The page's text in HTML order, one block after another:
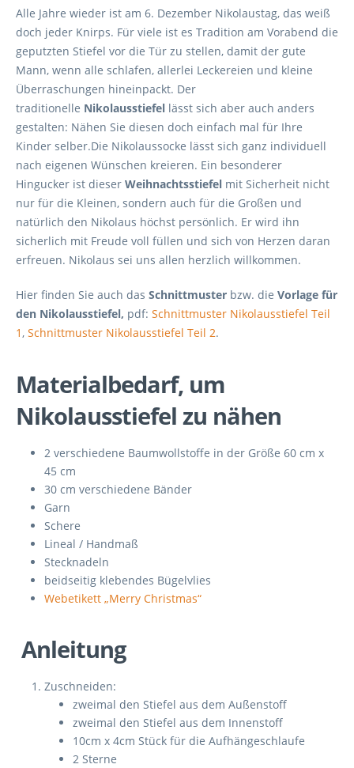
Alle Jahre wieder ist am 6. Dezember Nikolaustag, das weiß
doch jeder Knirps. Für viele ist es Tradition am Vorabend die
geputzten Stiefel vor die Tür zu stellen, damit der gute
Mann, wenn alle schlafen, allerlei Leckereien und kleine
Überraschungen hineinpackt. Der
traditionelle Nikolausstiefel lässt sich aber auch anders
gestalten: Nähen Sie diesen doch einfach mal für Ihre
Kinder selber.Die Nikolaussocke lässt sich ganz individuell
nach eigenen Wünschen kreieren. Ein besonderer
Hingucker ist dieser Weihnachtsstiefel mit Sicherheit nicht
nur für die Kleinen, sondern auch für die Großen und
natürlich den Nikolaus höchst persönlich. Er wird ihn
sicherlich mit Freude voll füllen und sich von Herzen daran
erfreuen. Nikolaus sei uns allen herzlich willkommen.
Hier finden Sie auch das Schnittmuster bzw. die Vorlage für
den Nikolausstiefel, pdf: Schnittmuster Nikolausstiefel Teil
1, Schnittmuster Nikolausstiefel Teil 2.
Materialbedarf, um
Nikolausstiefel zu nähen
2 verschiedene Baumwollstoffe in der Größe 60 cm x
45 cm
30 cm verschiedene Bänder
Garn
Schere
Lineal / Handmaß
Stecknadeln
beidseitig klebendes Bügelvlies
Webetikett „Merry Christmas“
Anleitung
Zuschneiden:
zweimal den Stiefel aus dem Außenstoff
zweimal den Stiefel aus dem Innenstoff
10cm x 4cm Stück für die Aufhängeschlaufe
2 Sterne